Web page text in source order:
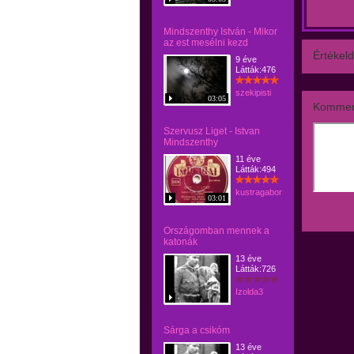
Mindszenthy István - Mikor
az est mesélni kezd
03:05
9 éve
Látták:476
szekipisti
Szervusz Liget - Istvan
Mindszenthy
03:01
11 éve
Látták:494
kustragabor
Országomban mennek a
katonák
13 éve
Látták:726
Izolda3
Sárga a csikóm
13 éve